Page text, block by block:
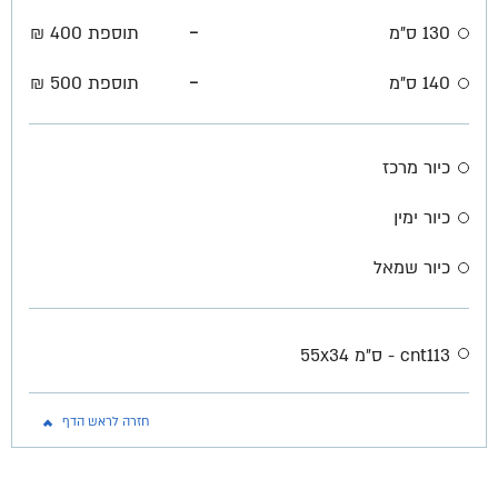
130 ס"מ - תוספת 400 ₪
140 ס"מ - תוספת 500 ₪
כיור מרכז
כיור ימין
כיור שמאל
cnt113 - ס״מ 55x34
חזרה לראש הדף